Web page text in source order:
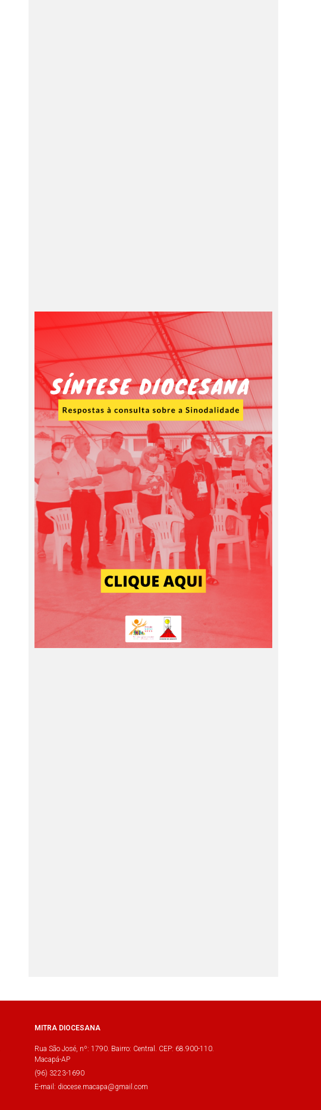
MITRA DIOCESANA
Rua São José, nº: 1790. Bairro: Central. CEP: 68.900-110.
Macapá-AP
(96) 3223-1690
E-mail: diocese.macapa@gmail.com